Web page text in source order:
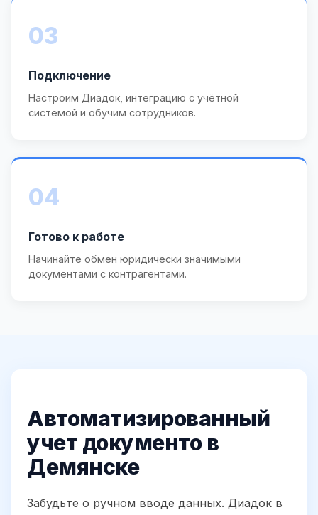
03
Подключение
Настроим Диадок, интеграцию с учётной
системой и обучим сотрудников.
04
Готово к работе
Начинайте обмен юридически значимыми
документами с контрагентами.
Автоматизированный
учет документо в
Демянске
Забудьте о ручном вводе данных. Диадок в